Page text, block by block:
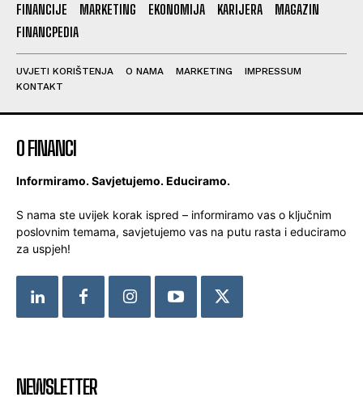
FINANCIJE MARKETING EKONOMIJA KARIJERA
MAGAZIN
FINANCPEDIA
UVJETI KORIŠTENJA O NAMA MARKETING
IMPRESSUM
KONTAKT
O FINANCI
Informiramo. Savjetujemo. Educiramo.
S nama ste uvijek korak ispred – informiramo vas o ključnim
poslovnim temama, savjetujemo vas na putu rasta i educiramo
za uspjeh!
NEWSLETTER